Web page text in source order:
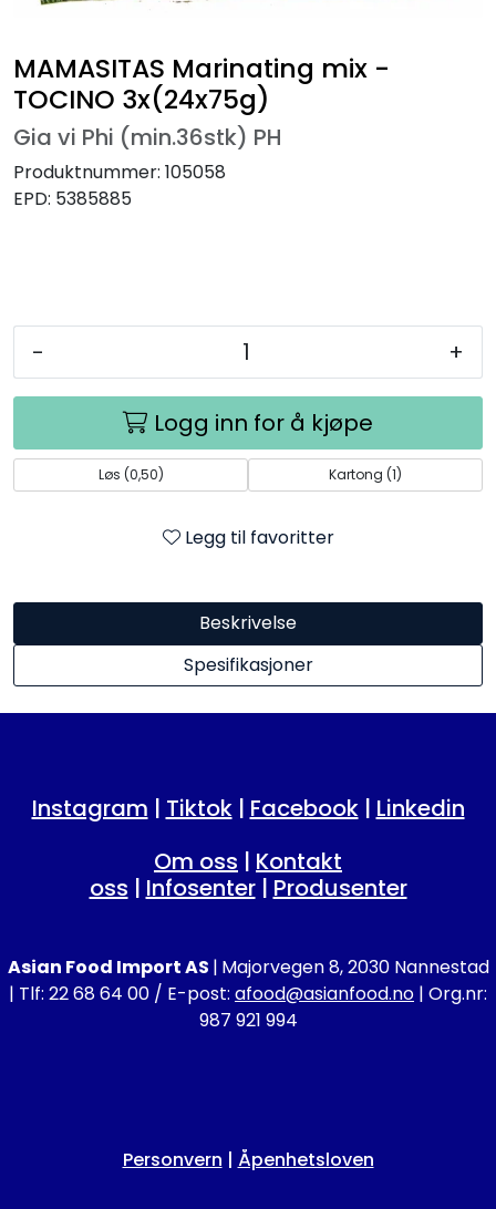
MAMASITAS Marinating mix -
TOCINO 3x(24x75g)
Gia vi Phi (min.36stk) PH
Produktnummer: 105058
EPD: 5385885
- +
Logg inn for å kjøpe
Løs (0,50) Kartong (1)
Legg til favoritter
Beskrivelse
Spesifikasjoner
Instagram | Tiktok| Facebook| Linkedin
Om oss | Kontakt
oss | Infosenter| Produsenter
Asian Food Import AS | Majorvegen 8, 2030 Nannestad
| Tlf: 22 68 64 00 / E-post: afood@asianfood.no | Org.nr:
987 921 994
Personvern | Åpenhetsloven